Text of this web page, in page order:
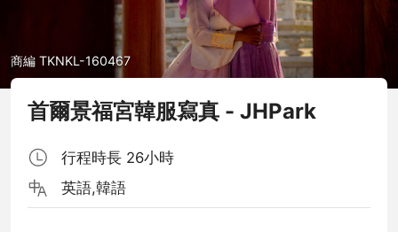
商編 TKNKL-160467
首爾景福宮韓服寫真 - JHPark
行程時長 26小時
英語,韓語